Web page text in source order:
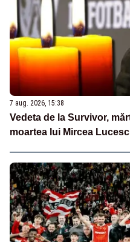
7 aug. 2026, 15:38
Vedeta de la Survivor,
moartea lui Mircea